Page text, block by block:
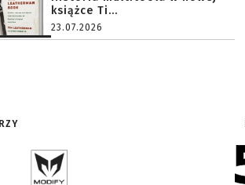
książce Ti...
23.07.2026